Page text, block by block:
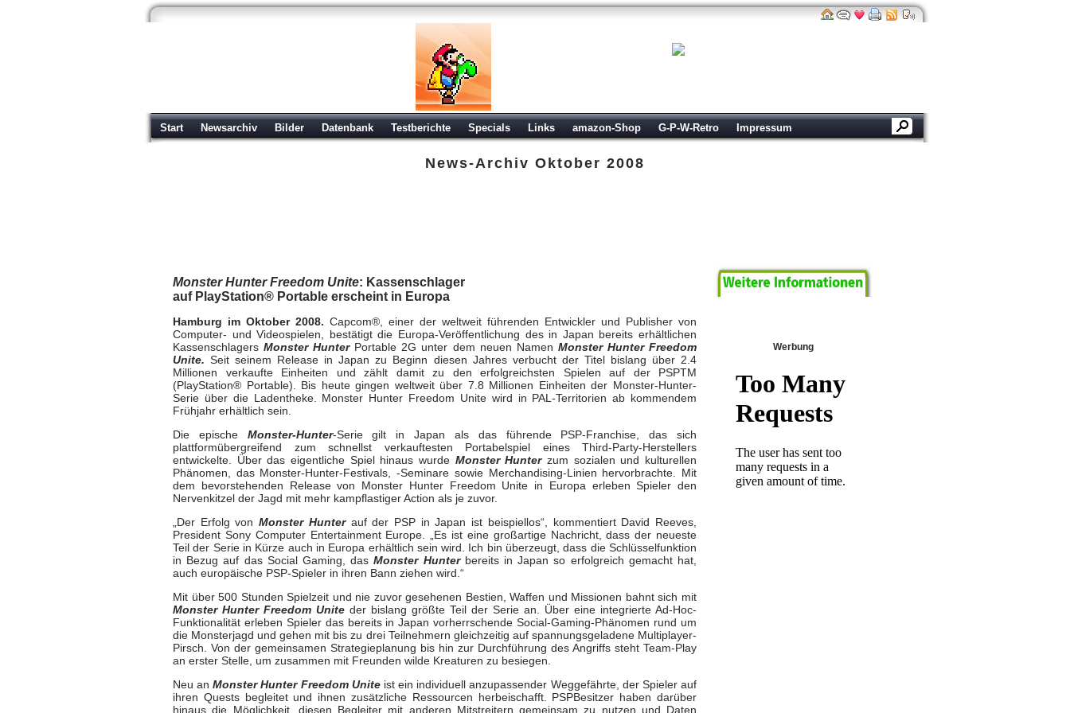
Start Newsarchiv Bilder Datenbank Testberichte Specials Links amazon-Shop G-P-W-Retro Impressum
News-Archiv Oktober 2008
Monster Hunter Freedom Unite: Kassenschlager
auf PlayStation® Portable erscheint in Europa
Hamburg im Oktober 2008. Capcom®, einer der weltweit führenden Entwickler und Publisher von
Computer- und Videospielen, bestätigt die Europa-Veröffentlichung des in Japan bereits erhältlichen
KassenschlagersMonster Hunter Portable 2G unter dem neuen Namen Monster Hunter Freedom
Unite. Seit seinem Release in Japan zu Beginn diesen Jahres verbucht der Titel bislang über 2.4
Millionen verkaufte Einheiten und zählt damit zu den erfolgreichsten Spielen auf der PSPTM
(PlayStation® Portable). Bis heute gingen weltweit über 7.8 Millionen Einheiten der Monster-Hunter-
Serie über die Ladentheke. Monster Hunter Freedom Unite wird in PAL-Territorien ab kommendem
Frühjahr erhältlich sein.
Die epische Monster-Hunter-Serie gilt in Japan als das führende PSP-Franchise, das sich
plattformübergreifend zum schnellst verkauftesten Portabelspiel eines Third-Party-Herstellers
entwickelte. Über das eigentliche Spiel hinaus wurde Monster Hunterzum sozialen und kulturellen
Phänomen, das Monster-Hunter-Festivals, -Seminare sowie Merchandising-Linien hervorbrachte. Mit
dem bevorstehenden Release von Monster Hunter Freedom Unite in Europa erleben Spieler den
Nervenkitzel der Jagd mit mehr kampflastiger Action als je zuvor.
„Der Erfolg vonMonster Hunter auf der PSP in Japan ist beispiellos“, kommentiert David Reeves,
President Sony Computer Entertainment Europe. „Es ist eine großartige Nachricht, dass der neueste
Teil der Serie in Kürze auch in Europa erhältlich sein wird. Ich bin überzeugt, dass die Schlüsselfunktion
in Bezug auf das Social Gaming, dasMonster Hunter bereits in Japan so erfolgreich gemacht hat,
auch europäische PSP-Spieler in ihren Bann ziehen wird.“
Mit über 500 Stunden Spielzeit und nie zuvor gesehenen Bestien, Waffen und Missionen bahnt sich mit
Monster Hunter Freedom Unite der bislang größte Teil der Serie an. Über eine integrierte Ad-Hoc-
Funktionalität erleben Spieler das bereits in Japan vorherrschende Social-Gaming-Phänomen rund um
die Monsterjagd und gehen mit bis zu drei Teilnehmern gleichzeitig auf spannungsgeladene Multiplayer-
Pirsch. Von der gemeinsamen Strategieplanung bis hin zur Durchführung des Angriffs steht Team-Play
an erster Stelle, um zusammen mit Freunden wilde Kreaturen zu besiegen.
Neu anMonster Hunter Freedom Unite ist ein individuell anzupassender Weggefährte, der Spieler auf
ihren Quests begleitet und ihnen zusätzliche Ressourcen herbeischafft. PSPBesitzer haben darüber
hinaus die Möglichkeit, diesen Begleiter mit anderen Mitstreitern gemeinsam zu nutzen und Daten
Werbung